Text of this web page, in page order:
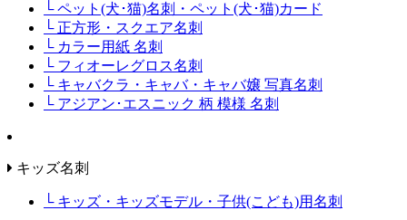
└ ペット(犬･猫)名刺・ペット(犬･猫)カード
└ 正方形・スクエア名刺
└ カラー用紙 名刺
└ フィオーレグロス名刺
└ キャバクラ・キャバ・キャバ嬢 写真名刺
└ アジアン･エスニック 柄 模様 名刺
キッズ名刺
└ キッズ・キッズモデル・子供(こども)用名刺